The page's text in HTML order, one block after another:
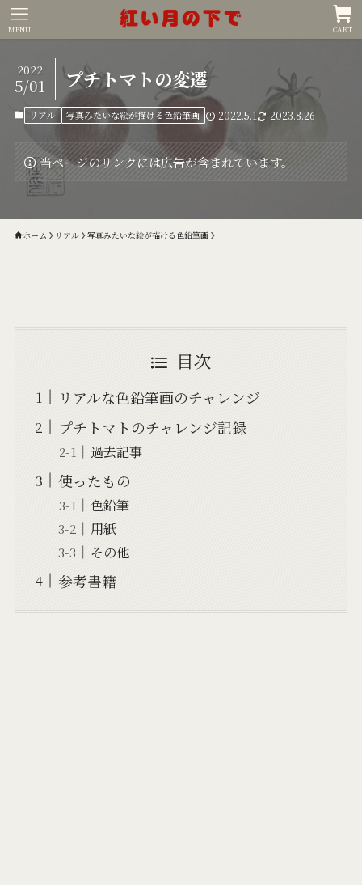
CART
MENU
プチトマトの変遷
2022
5/01
リアル 写真みたいな絵が描ける色鉛筆画 2022.5.1 2023.8.26
当ページのリンクには広告が含まれています。
ホーム リアル 写真みたいな絵が描ける色鉛筆画
目次
リアルな色鉛筆画のチャレンジ
プチトマトのチャレンジ記録
過去記事
使ったもの
色鉛筆
用紙
その他
参考書籍